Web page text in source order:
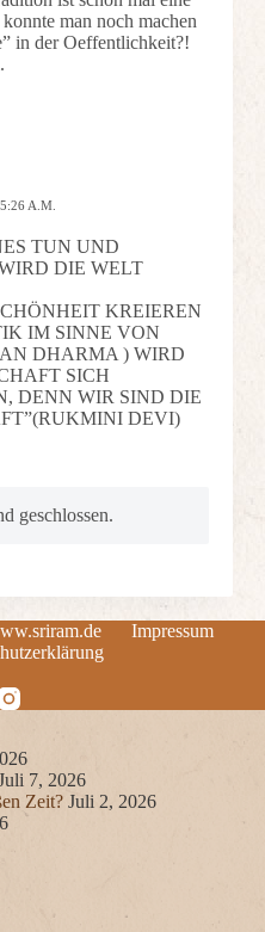
man noch machen
in der Oeffentlichkeit?!
A.M.
TUN UND
DIE WELT
KREIEREN
IM SINNE VON
DHARMA ) WIRD
SICH
DENN WIR SIND DIE
DEVI)
geschlossen.
Impressum
7, 2026
Zeit? Juli 2, 2026